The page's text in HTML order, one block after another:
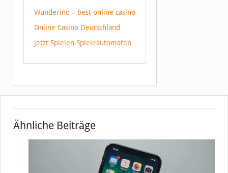
Wunderino – best online casino
Online Casino Deutschland
Jetzt Spielen Spieleautomaten
Ähnliche Beiträge